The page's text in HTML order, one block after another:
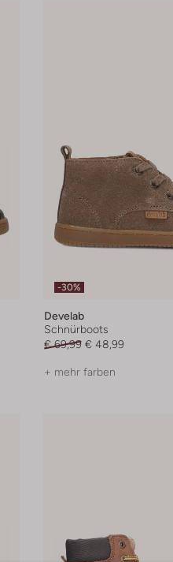
-30%
Develab
Schnürboots
€ 69,99 € 48,99
+ mehr farben